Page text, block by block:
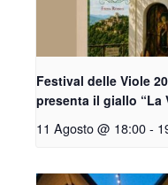
Festival delle Viole
presenta il giallo “La
11 Agosto @ 18:00-